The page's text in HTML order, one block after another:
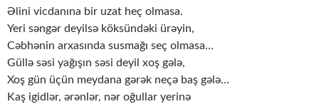
Əlini vicdanına bir uzat heç olmasa.
Yeri səngər deyilsə köksündəki ürəyin,
Cəbhənin arxasında susmağı seç olmasa…
Güllə səsi yağışın səsi deyil xoş gələ,
Xoş gün üçün meydana gərək neçə baş gələ…
Kaş igidlər, ərənlər, nər oğullar yerinə